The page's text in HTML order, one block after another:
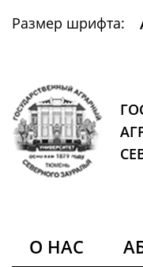
Размер шрифта:
О НАС